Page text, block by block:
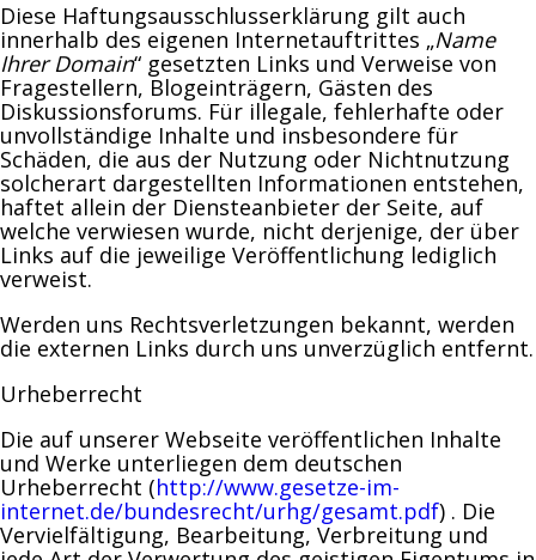
Diese Haftungsausschlusserklärung gilt auch
innerhalb des eigenen Internetauftrittes „Name
Ihrer Domain“ gesetzten Links und Verweise von
Fragestellern, Blogeinträgern, Gästen des
Diskussionsforums. Für illegale, fehlerhafte oder
unvollständige Inhalte und insbesondere für
Schäden, die aus der Nutzung oder Nichtnutzung
solcherart dargestellten Informationen entstehen,
haftet allein der Diensteanbieter der Seite, auf
welche verwiesen wurde, nicht derjenige, der über
Links auf die jeweilige Veröffentlichung lediglich
verweist.
Werden uns Rechtsverletzungen bekannt, werden
die externen Links durch uns unverzüglich entfernt.
Urheberrecht
Die auf unserer Webseite veröffentlichen Inhalte
und Werke unterliegen dem deutschen
Urheberrecht (http://www.gesetze-im-
internet.de/bundesrecht/urhg/gesamt.pdf) . Die
Vervielfältigung, Bearbeitung, Verbreitung und